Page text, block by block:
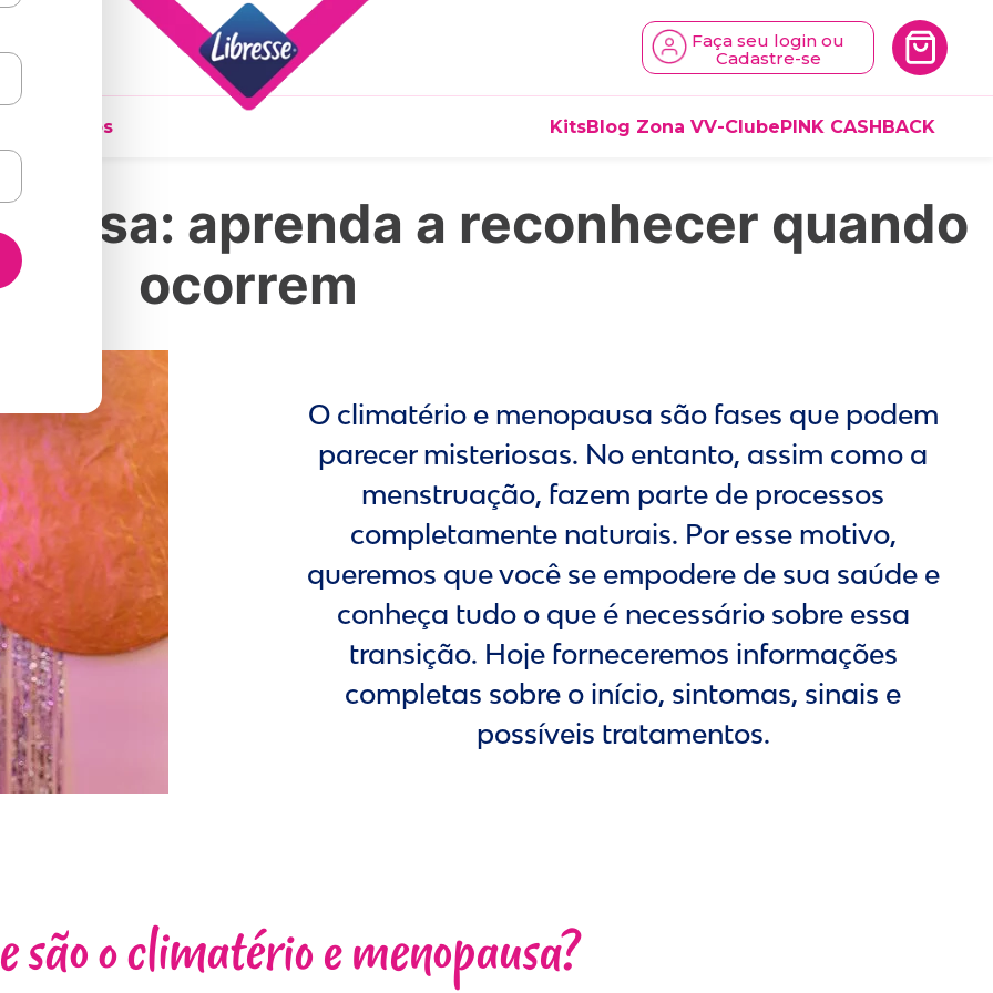
Faça seu login ou
Cadastre-se
Diários KitsBlog Zona VV-ClubePINK CASHBACK
aprenda a reconhecer quando
ocorrem
O climatério e menopausa são fases que podem
parecer misteriosas. No entanto, assim como a
menstruação, fazem parte de processos
completamente naturais. Por esse motivo,
queremos que você se empodere de sua saúde e
conheça tudo o que é necessário sobre essa
transição. Hoje forneceremos informações
completas sobre o início, sintomas, sinais e
possíveis tratamentos.
são o climatério e menopausa?